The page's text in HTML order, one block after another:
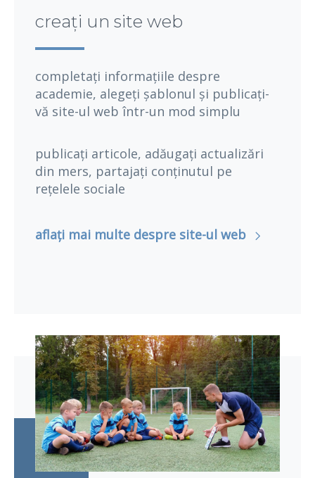
creați un site web
completați informațiile despre
academie, alegeți șablonul și publicați-
vă site-ul web într-un mod simplu
publicați articole, adăugați actualizări
din mers, partajați conținutul pe
rețelele sociale
aflați mai multe despre site-ul web